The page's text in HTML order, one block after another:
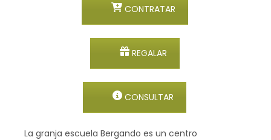
CONTRATAR
REGALAR
CONSULTAR
La granja escuela Bergando es un centro